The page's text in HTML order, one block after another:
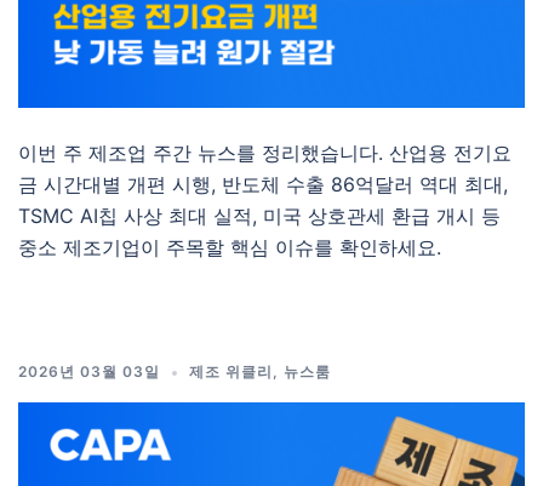
이번 주 제조업 주간 뉴스를 정리했습니다. 산업용 전기요
금 시간대별 개편 시행, 반도체 수출 86억달러 역대 최대,
TSMC AI칩 사상 최대 실적, 미국 상호관세 환급 개시 등
중소 제조기업이 주목할 핵심 이슈를 확인하세요.
2026년 03월 03일 제조 위클리 뉴스룸